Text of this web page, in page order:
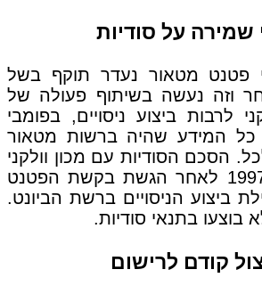
על סודיות
פטנט מטאור נעדר תוקף בשל
וזה נעשה בשיתוף פעולה של
לרבות ביצוע ניסויים, בפומבי
כל המידע שהיה ברשות מטאור
הסכם הסודיות עם מכון וולקני
נחתם רק בסוף 1997 לאחר הגשת בקשת הפטנט
ביצוע הניסויים ברשת הביונט.
בוצעו בתנאי סודיות.
קודם לרישום